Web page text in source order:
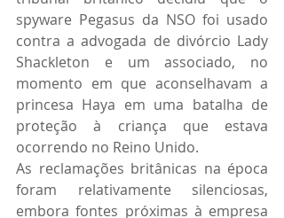
spyware Pegasus da NSO foi usado
contra a advogada de divórcio Lady
Shackleton e um associado, no
momento em que aconselhavam a
princesa Haya em uma batalha de
proteção à criança que estava
ocorrendo no Reino Unido.
As reclamações britânicas na época
foram relativamente silenciosas,
embora fontes próximas à empresa